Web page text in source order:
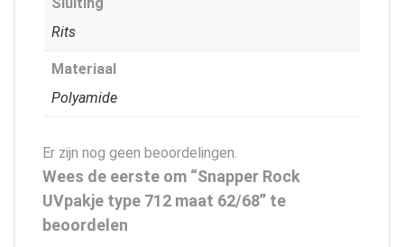
Rits
Materiaal
Polyamide
Er zijn nog geen beoordelingen.
Wees de eerste om “Snapper Rock
UVpakje type 712 maat 62/68” te
beoordelen